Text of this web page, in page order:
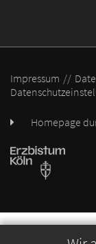
Impressum
Homepage